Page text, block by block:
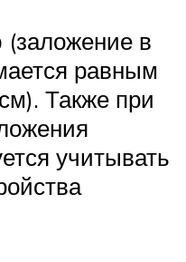
(заложение в
равным
Также при
учитывать